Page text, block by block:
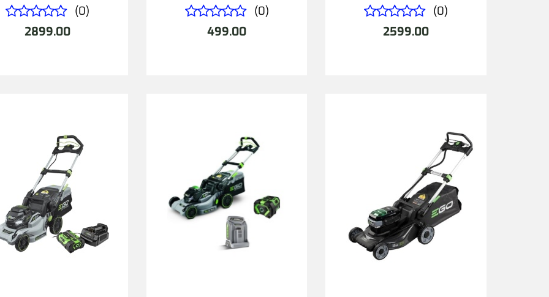
(0)
2899.00
(0)
499.00
(0)
2599.00